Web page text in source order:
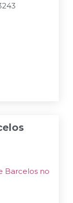
Barcelos no